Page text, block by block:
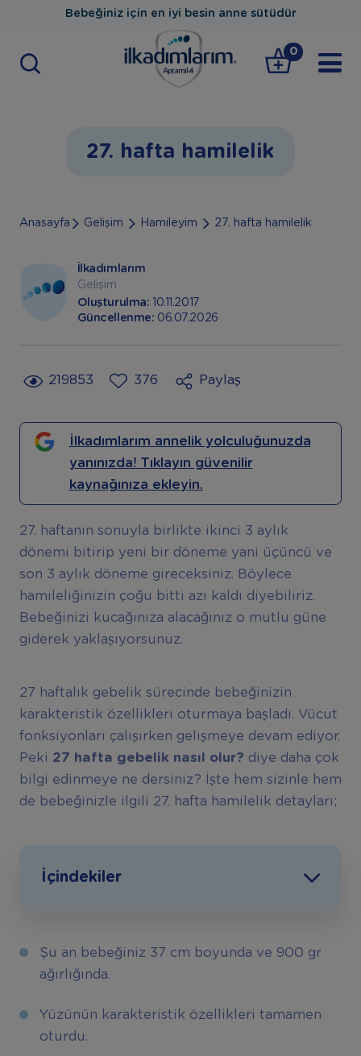
Bebeğiniz için en iyi besin anne sütüdür
0
27. hafta hamilelik
Anasayfa Gelişim Hamileyim 27. hafta hamilelik
İlkadımlarım
Gelişim
Oluşturulma:
10.11.2017
Güncellenme: 06.07.2026
219853 376 Paylaş
İlkadımlarım annelik yolculuğunuzda
yanınızda! Tıklayın güvenilir
kaynağınıza ekleyin.
27. haftanın sonuyla birlikte ikinci 3 aylık
dönemi bitirip yeni bir döneme yani üçüncü ve
son 3 aylık döneme gireceksiniz. Böylece
hamileliğinizin çoğu bitti azı kaldı diyebiliriz.
Bebeğinizi kucağınıza alacağınız o mutlu güne
giderek yaklaşıyorsunuz.
27 haftalık gebelik sürecinde bebeğinizin
karakteristik özellikleri oturmaya başladı. Vücut
fonksiyonları çalışırken gelişmeye devam ediyor.
Peki 27 hafta gebelik nasıl olur? diye daha çok
bilgi edinmeye ne dersiniz? İşte hem sizinle hem
de bebeğinizle ilgili 27. hafta hamilelik detayları;
İçindekiler
Şu an bebeğiniz 37 cm boyunda ve 900 gr
ağırlığında.
Yüzünün karakteristik özellikleri tamamen
oturdu.